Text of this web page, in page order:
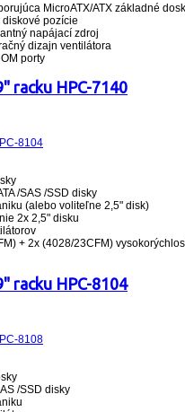
MicroATX/ATX základné
diskové pozície
napájací zdroj
dizajn ventilátora
porty
racku HPC-7140
/SAS /SSD disky
(alebo voliteľne 2,5" disk)
2x 2,5" disku
+ 2x (4028/23CFM)
racku HPC-8104
/SSD disky